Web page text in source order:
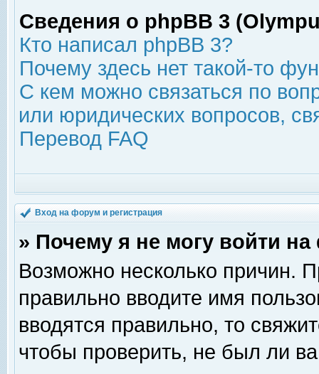
Сведения о phpBB 3
Кто написал phpBB 3?
Почему здесь нет такой-то
С кем можно связаться по
или юридических вопросов,
Перевод FAQ
Вход на форум и регистрация
» Почему я не могу войти
Возможно несколько причин.
правильно вводите имя
вводятся правильно, то
чтобы проверить, не был ли